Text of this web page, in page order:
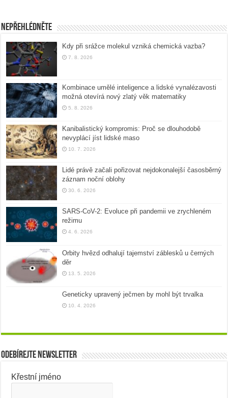
Nepřehlédněte
Kdy při srážce molekul vzniká chemická vazba?
7. 8. 2026
Kombinace umělé inteligence a lidské vynalézavosti
možná otevírá nový zlatý věk matematiky
5. 8. 2026
Kanibalistický kompromis: Proč se dlouhodobě
nevyplácí jíst lidské maso
10. 7. 2026
Lidé právě začali pořizovat nejdokonalejší časosběrný
záznam noční oblohy
30. 6. 2026
SARS-CoV-2: Evoluce při pandemii ve zrychleném
režimu
4. 6. 2026
Orbity hvězd odhalují tajemství záblesků u černých
děr
13. 5. 2026
Geneticky upravený ječmen by mohl být trvalka
10. 4. 2026
Odebírejte newsletter
Křestní jméno